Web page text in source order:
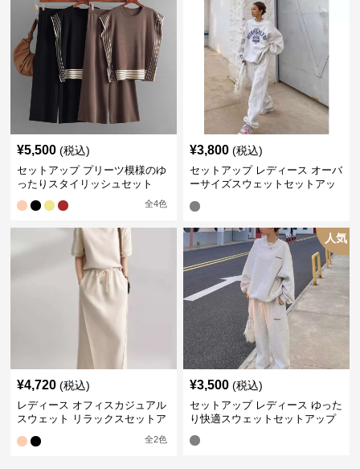
¥5,500 (税込)
セットアップ プリーツ模様のゆ
ったりスタイリッシュセット
全4色
¥3,800 (税込)
セットアップ レディース オーバ
ーサイズスウェットセットアッ
¥4,720 (税込)
レディース オフィスカジュアル
スウェット リラックスセットア
全2色
人気
¥3,500 (税込)
セットアップ レディース ゆった
り快適スウェットセットアップ